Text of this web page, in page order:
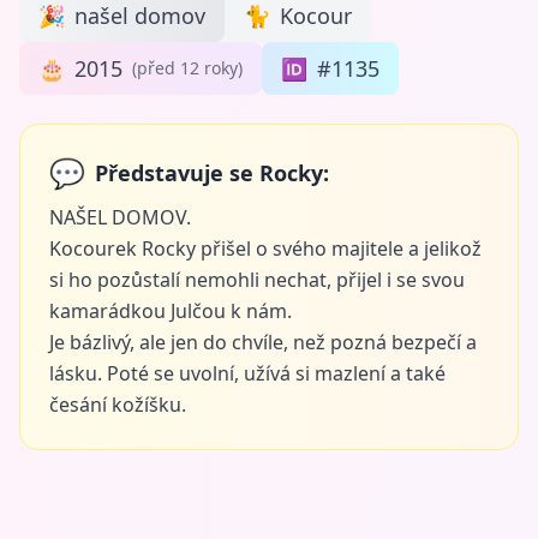
🎉 našel domov 🐈 Kocour
🎂 2015 (před 12 roky) 🆔 #1135
💬 Představuje se Rocky:
NAŠEL DOMOV.
Kocourek Rocky přišel o svého majitele a jelikož
si ho pozůstalí nemohli nechat, přijel i se svou
kamarádkou Julčou k nám.
Je bázlivý, ale jen do chvíle, než pozná bezpečí a
lásku. Poté se uvolní, užívá si mazlení a také
česání kožíšku.